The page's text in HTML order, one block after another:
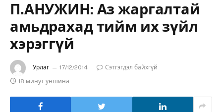
П.АНУЖИН: Аз жаргалтай
амьдрахад тийм их зүйл
хэрэггүй
Урлаг 17/12/2014
Сэтгэгдэл байхгүй
18 минут уншина